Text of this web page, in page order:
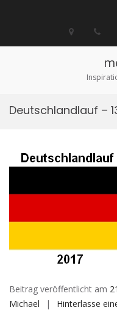
Deutschlandlauf –
Beitrag veröffentlicht am
Michael
Hinterlasse